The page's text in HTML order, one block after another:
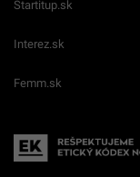
Startitup.sk
Interez.sk
Femm.sk